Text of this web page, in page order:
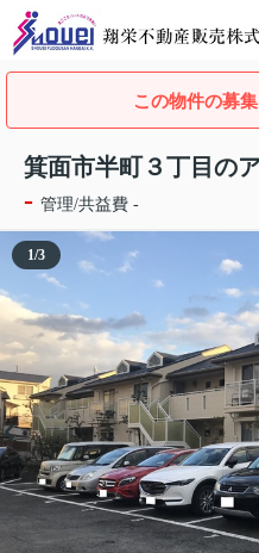
この物件の募
箕面市半町３丁目の
- 管理/共益費 -
1/3